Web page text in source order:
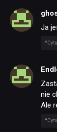
Ja
nie
Ale